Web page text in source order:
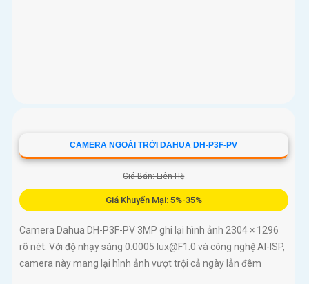
CAMERA NGOÀI TRỜI DAHUA DH-P3F-PV
Giá Bán: Liên Hệ
Giá Khuyến Mại: 5%-35%
Camera Dahua DH-P3F-PV 3MP ghi lại hình ảnh 2304 × 1296
rõ nét. Với độ nhạy sáng 0.0005 lux@F1.0 và công nghệ AI-ISP,
camera này mang lại hình ảnh vượt trội cả ngày lẫn đêm